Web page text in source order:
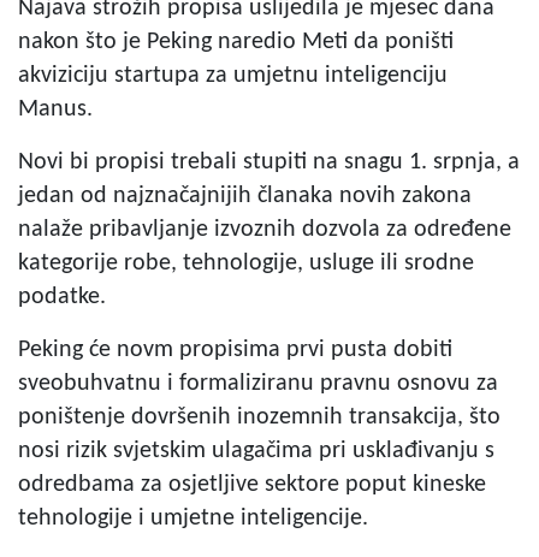
Najava strožih propisa uslijedila je mjesec dana
nakon što je Peking naredio Meti da poništi
akviziciju startupa za umjetnu inteligenciju
Manus.
Novi bi propisi trebali stupiti na snagu 1. srpnja, a
jedan od najznačajnijih članaka novih zakona
nalaže pribavljanje izvoznih dozvola za određene
kategorije robe, tehnologije, usluge ili srodne
podatke.
Peking će novm propisima prvi pusta dobiti
sveobuhvatnu i formaliziranu pravnu osnovu za
poništenje dovršenih inozemnih transakcija, što
nosi rizik svjetskim ulagačima pri usklađivanju s
odredbama za osjetljive sektore poput kineske
tehnologije i umjetne inteligencije.